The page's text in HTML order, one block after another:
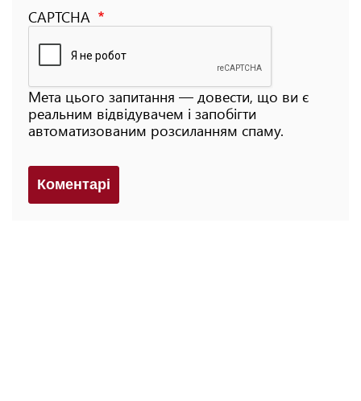
CAPTCHA
Мета цього запитання — довести, що ви є
реальним відвідувачем і запобігти
автоматизованим розсиланням спаму.
Коментарi